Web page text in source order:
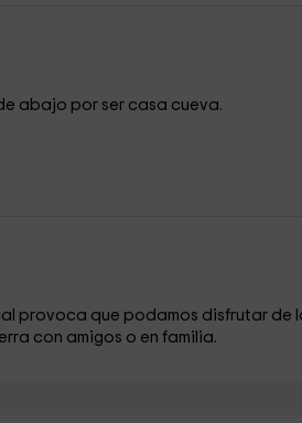
abajo por ser casa cueva.
provoca que podamos disfrutar de
con amigos o en familia.